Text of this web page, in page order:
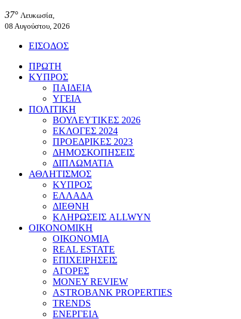
37° Λευκωσία,
08 Αυγούστου, 2026
ΕΙΣΟΔΟΣ
ΠΡΩΤΗ
ΚΥΠΡΟΣ
ΠΑΙΔΕΙΑ
ΥΓΕΙΑ
ΠΟΛΙΤΙΚΗ
ΒΟΥΛΕΥΤΙΚΕΣ 2026
ΕΚΛΟΓΕΣ 2024
ΠΡΟΕΔΡΙΚΕΣ 2023
ΔΗΜΟΣΚΟΠΗΣΕΙΣ
ΔΙΠΛΩΜΑΤΙΑ
ΑΘΛΗΤΙΣΜΟΣ
ΚΥΠΡΟΣ
ΕΛΛΑΔΑ
ΔΙΕΘΝΗ
ΚΛΗΡΩΣΕΙΣ ALLWYN
ΟΙΚΟΝΟΜΙΚΗ
ΟΙΚΟΝΟΜΙΑ
REAL ESTATE
ΕΠΙΧΕΙΡΗΣΕΙΣ
ΑΓΟΡΕΣ
MONEY REVIEW
ASTROBANK PROPERTIES
TRENDS
ΕΝΕΡΓΕΙΑ